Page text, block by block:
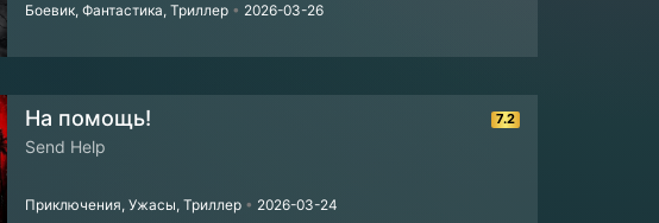
Боевик, Фантастика, Триллер • 2026-03-26
7.2
На помощь!
Send Help
Приключения, Ужасы, Триллер • 2026-03-24